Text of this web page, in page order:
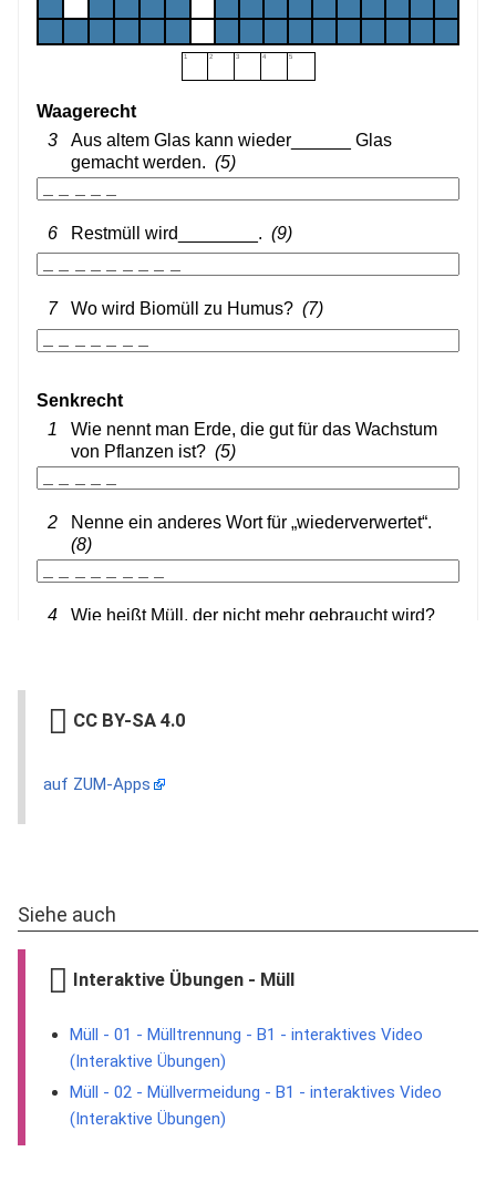
CC BY-SA 4.0
auf ZUM-Apps
Siehe auch
Interaktive Übungen - Müll
Müll - 01 - Mülltrennung - B1 - interaktives Video
(Interaktive Übungen)
Müll - 02 - Müllvermeidung - B1 - interaktives Video
(Interaktive Übungen)